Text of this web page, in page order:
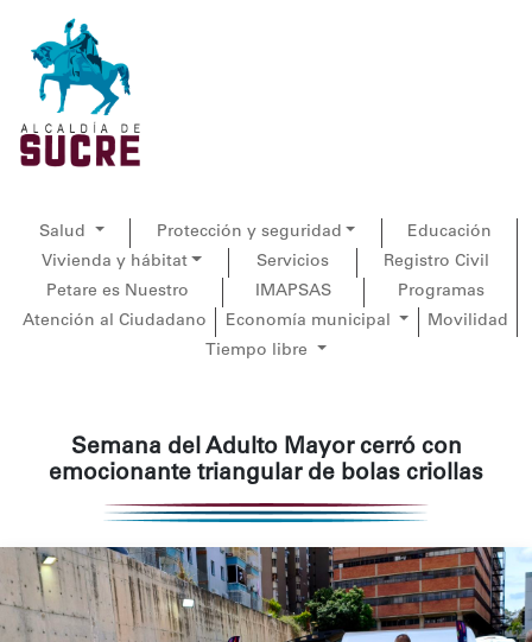
Salud Protección y seguridad
Educación
Vivienda y hábitat
Servicios
Registro Civil
Petare es Nuestro
IMAPSAS
Programas
Atención al Ciudadano
Economía municipal
Movilidad
Tiempo libre
Semana del Adulto Mayor cerró con
emocionante triangular de bolas criollas